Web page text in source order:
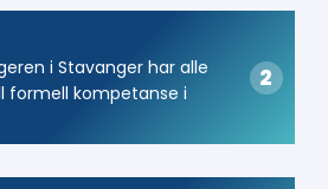
i Stavanger har alle
formell kompetanse i